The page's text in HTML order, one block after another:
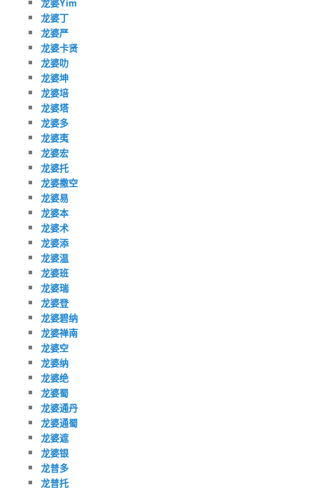
龙婆丁
龙婆严
龙婆卡贤
龙婆叻
龙婆坤
龙婆培
龙婆塔
龙婆多
龙婆夷
龙婆宏
龙婆托
龙婆撒空
龙婆易
龙婆本
龙婆术
龙婆添
龙婆温
龙婆班
龙婆瑞
龙婆登
龙婆碧纳
龙婆禅南
龙婆空
龙婆纳
龙婆绝
龙婆蜀
龙婆通丹
龙婆通蜀
龙婆遮
龙婆银
龙普多
龙普托